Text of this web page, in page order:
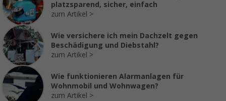
platzsparend, sicher, einfach
zum Artikel
Wie versichere ich mein Dachzelt gegen
Beschädigung und Diebstahl?
zum Artikel
Wie funktionieren Alarmanlagen für
Wohnmobil und Wohnwagen?
zum Artikel